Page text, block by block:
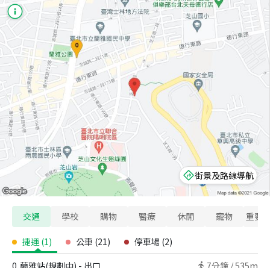
街景及路線導航
交通 學校 購物 醫療 休閒 寵物 重要
捷運 (1) 公車 (21) 停車場 (2)